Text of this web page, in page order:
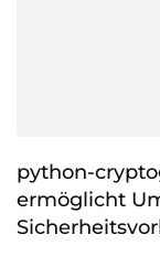
python-
ermöglicht